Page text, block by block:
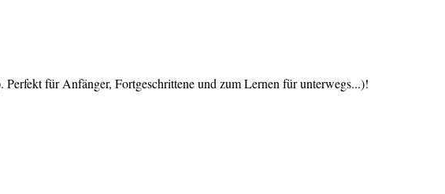
für Anfänger, Fortgeschrittene und zum Lernen für unterwegs...)!